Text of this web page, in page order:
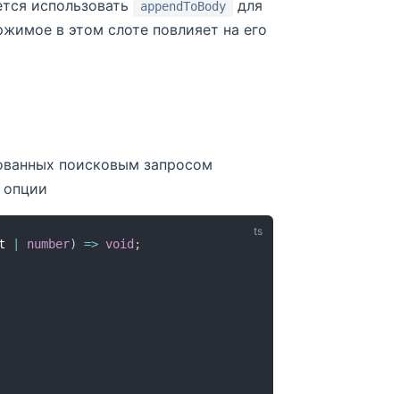
использовать appendToBody
для
в этом слоте повлияет на его
поисковым запросом
number) => void ;